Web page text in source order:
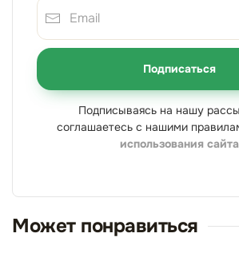
Подписаться
Подписываясь на нашу
соглашаетесь с нашими
использования сайта
Может понравиться